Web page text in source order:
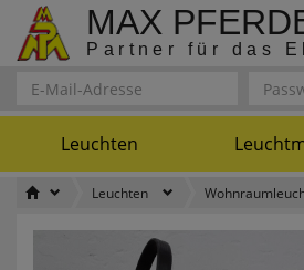
MAX
Partner für das
Leuchten
Leuchten